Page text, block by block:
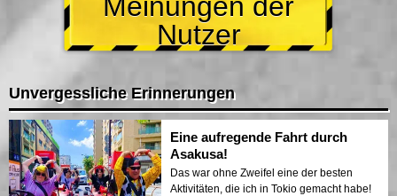
Nutzer
Unvergessliche Erinnerungen
Eine aufregende Fahrt durch
Asakusa!
Das war ohne Zweifel eine der besten
Aktivitäten, die ich in Tokio gemacht habe!